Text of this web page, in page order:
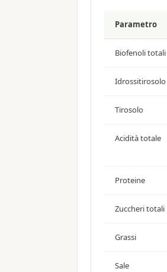
Parametro
Biofenoli totali
Idrossitirosolo
Tirosolo
Acidità totale
Proteine
Zuccheri totali
Grassi
Sale